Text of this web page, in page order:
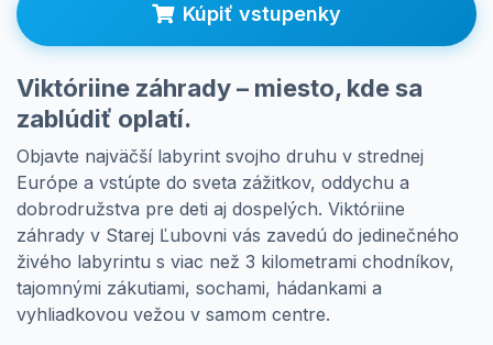
Prihlásenie Kúpiť vstupenky
Viktóriine záhrady– miesto, kde sa
zablúdiť oplatí.
Objavte najväčší labyrint svojho druhu v strednej
Európe a vstúpte do sveta zážitkov, oddychu a
dobrodružstva pre deti aj dospelých. Viktóriine
záhrady v Starej Ľubovni vás zavedú do jedinečného
živého labyrintu s viac než 3 kilometrami chodníkov,
tajomnými zákutiami, sochami, hádankami a
vyhliadkovou vežou v samom centre.